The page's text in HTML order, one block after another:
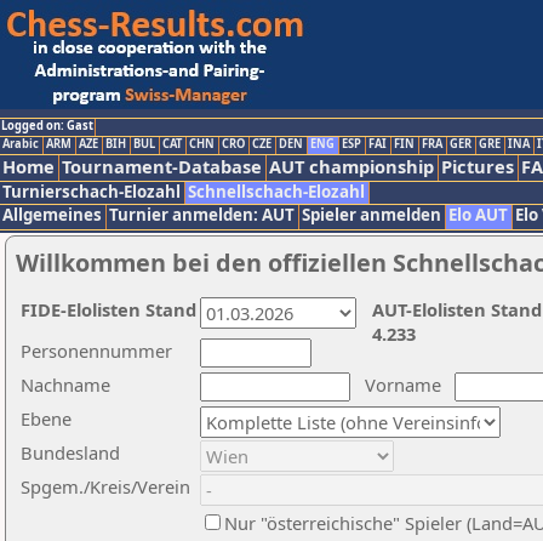
Logged on: Gast
Arabic ARM AZE BIH BUL CAT CHN CRO CZE DEN ENG ESP FAI FIN FRA GER GRE INA
Home Tournament-Database AUT championship Pictures
Turnierschach-Elozahl Schnellschach-Elozahl
Allgemeines Turnier anmelden: AUT Spieler anmelden Elo AUT
Willkommen bei den offiziellen
Nachname
Vorname
Ebene
Personennummer
Bundesland
Spgem./Kreis/Verein
Nur "österreichische" Spieler
AUT-Elolisten
4.233
FIDE-Elolisten Stand